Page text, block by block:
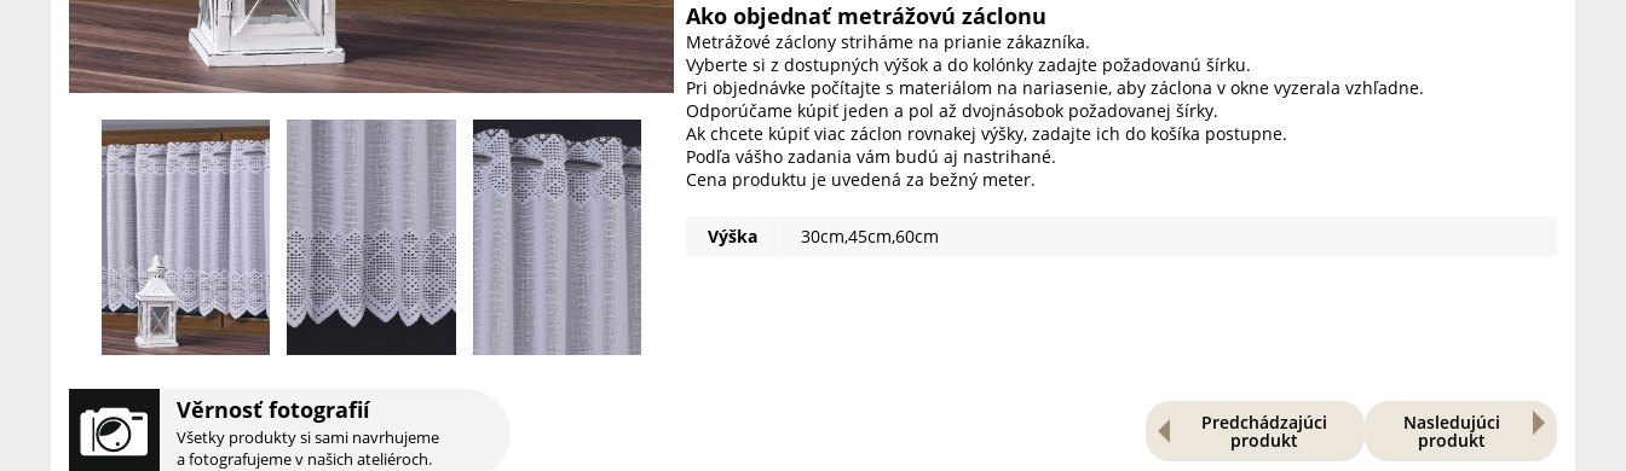
Ako objednať metrážovú záclonu
Metrážové záclony striháme na prianie zákazníka.
Vyberte si z dostupných výšok a do kolónky zadajte požadovanú šírku.
Pri objednávke počítajte s materiálom na nariasenie, aby záclona v okne vyzerala vzhľadne.
Odporúčame kúpiť jeden a pol až dvojnásobok požadovanej šírky.
Ak chcete kúpiť viac záclon rovnakej výšky, zadajte ich do košíka postupne.
Podľa vášho zadania vám budú aj nastrihané.
Cena produktu je uvedená za bežný meter.
Výška 30cm,45cm,60cm
Predchádzajúci
produkt
Nasledujúci
produkt
Věrnosť fotografií
Všetky produkty si sami navrhujeme
a fotografujeme v našich ateliéroch.